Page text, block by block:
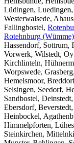
Lüdingen,
Westerwalsede,
Fallingbostel,
Rotehnburg (Wümme)
Hassendorf, Sottrum,
Vorwerk, Wilstedt,
Kirchlinteln,
Worpswede,
Hemelsmoor,
Selsingen, Seedorf,
Sandbostel,
Ebersdorf,
Heinbockel,
Himmelpforten,
Steinkirchen,